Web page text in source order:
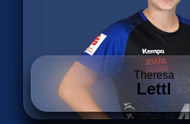
Theresa
Lettl